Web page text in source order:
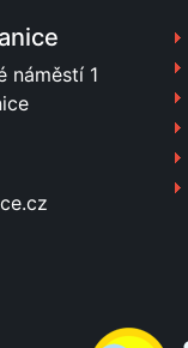
náměstí 1